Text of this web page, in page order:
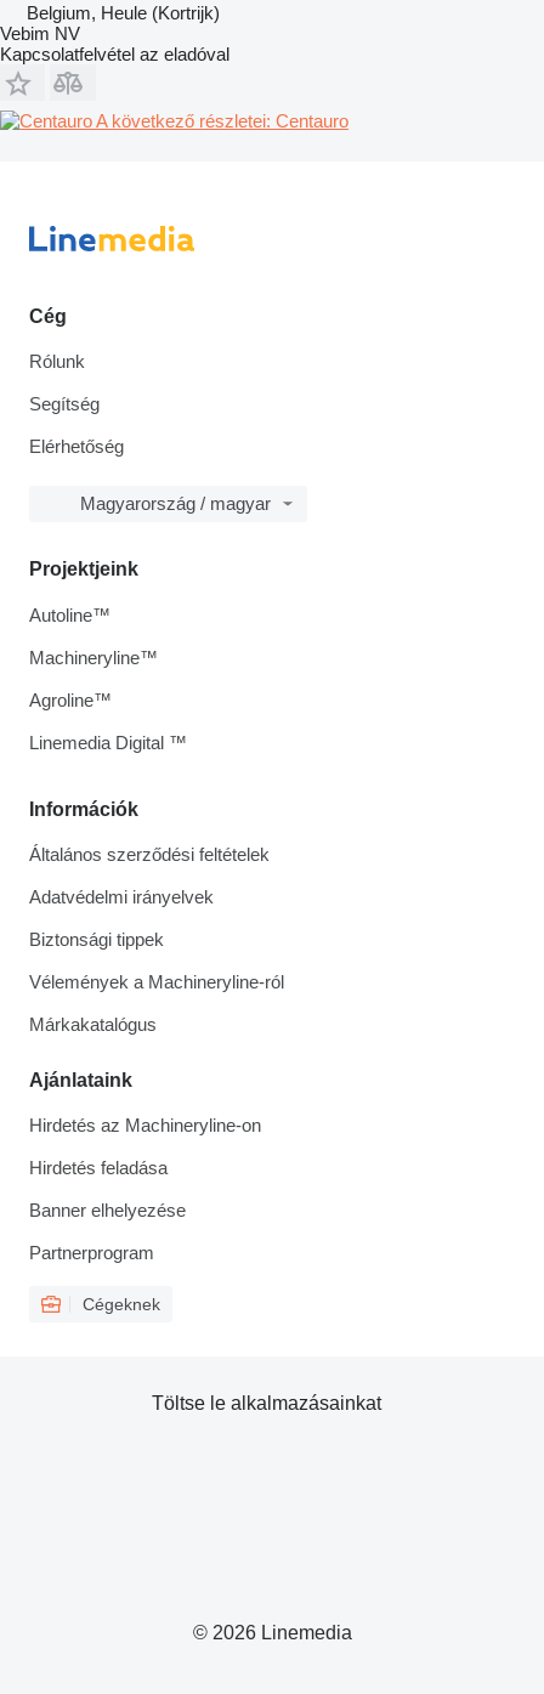
Belgium, Heule (Kortrijk)
Vebim NV
Kapcsolatfelvétel az eladóval
A következő részletei: Centauro
Cég
Rólunk
Segítség
Elérhetőség
Magyarország / magyar
Információk
Általános szerződési feltételek
Adatvédelmi irányelvek
Biztonsági tippek
Vélemények a Machineryline-ról
Márkakatalógus
Ajánlataink
Hirdetés az Machineryline-on
Hirdetés feladása
Banner elhelyezése
Partnerprogram
Cégeknek
Projektjeink
Autoline™
Machineryline™
Agroline™
Linemedia Digital ™
© 2026 Linemedia
Töltse le alkalmazásainkat